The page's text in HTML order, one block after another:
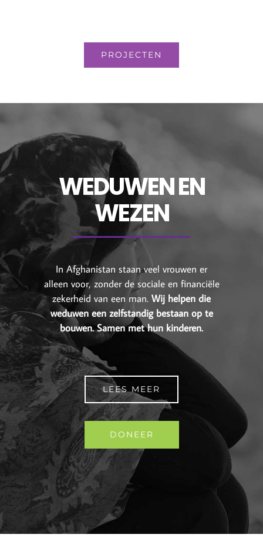
PROJECTEN
WEDUWEN EN
WEZEN
In Afghanistan staan veel vrouwen er
alleen voor, zonder de sociale en financiële
zekerheid van een man. Wij helpen die
weduwen een zelfstandig bestaan op te
bouwen. Samen met hun kinderen.
LEES MEER
DONEER